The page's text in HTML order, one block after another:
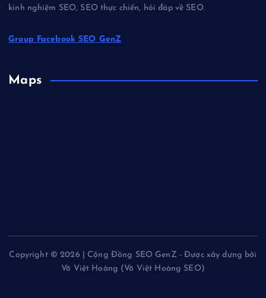
kinh nghiệm SEO, SEO thực chiến, hỏi đáp về SEO.
Group Facebook SEO GenZ
Maps
Copyright © 2026 | Cộng Đồng SEO GenZ - Được xây dựng bởi
Võ Việt Hoàng (Võ Việt Hoàng SEO)